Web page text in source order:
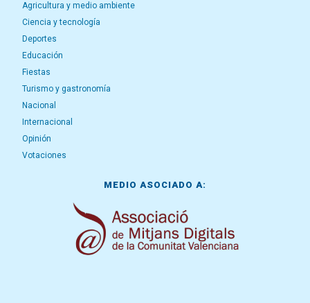
Agricultura y medio ambiente
Ciencia y tecnología
Deportes
Educación
Fiestas
Turismo y gastronomía
Nacional
Internacional
Opinión
Votaciones
MEDIO ASOCIADO A: